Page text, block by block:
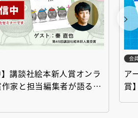
】講談社絵本新人賞オンラ
家と担当編集者が語る
会
ア
賞